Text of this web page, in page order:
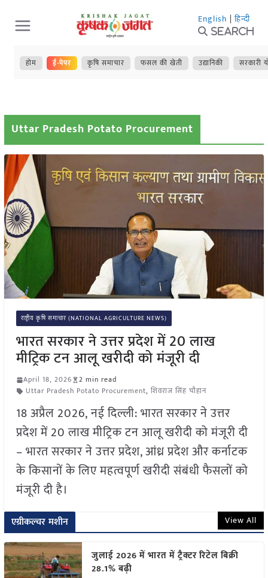
Skip
to
content
English | हिन्दी
Search
होम ई-पेपर कृषि समाचार फसल की खेती उद्यानिकी सरकारी
Uttar Pradesh Potato Procurement
राष्ट्रीय कृषि समाचार (NATIONAL AGRICULTURE NEWS)
भारत सरकार ने उत्तर प्रदेश में 20 लाख
मीट्रिक टन आलू खरीदी को मंजूरी दी
April 18, 2026
2 min read
Uttar Pradesh Potato Procurement, शिवराज सिंह चौहान
18 अप्रैल 2026, नई दिल्ली: भारत सरकार ने उत्तर
प्रदेश में 20 लाख मीट्रिक टन आलू खरीदी को मंजूरी दी
– भारत सरकार ने उत्तर प्रदेश, आंध्र प्रदेश और कर्नाटक
के किसानों के लिए महत्वपूर्ण खरीदी संबंधी फैसलों को
मंजूरी दी है।
एग्रीकल्चर मशीन View All
जुलाई 2026 में भारत में ट्रैक्टर रिटेल बिक्री
28.1% बढ़ी